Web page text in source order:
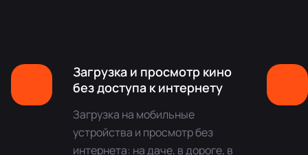
Загрузка и просмотр кино
без доступа к интернету
Загрузка на мобильные
устройства и просмотр без
интернета: на даче, в дороге, в